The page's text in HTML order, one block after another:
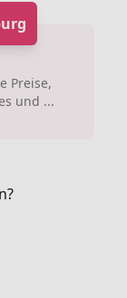
Preise,
und ...